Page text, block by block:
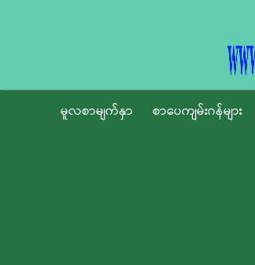
မူလစာမျက်နှာ စာပေကျမ်းဂန်များ